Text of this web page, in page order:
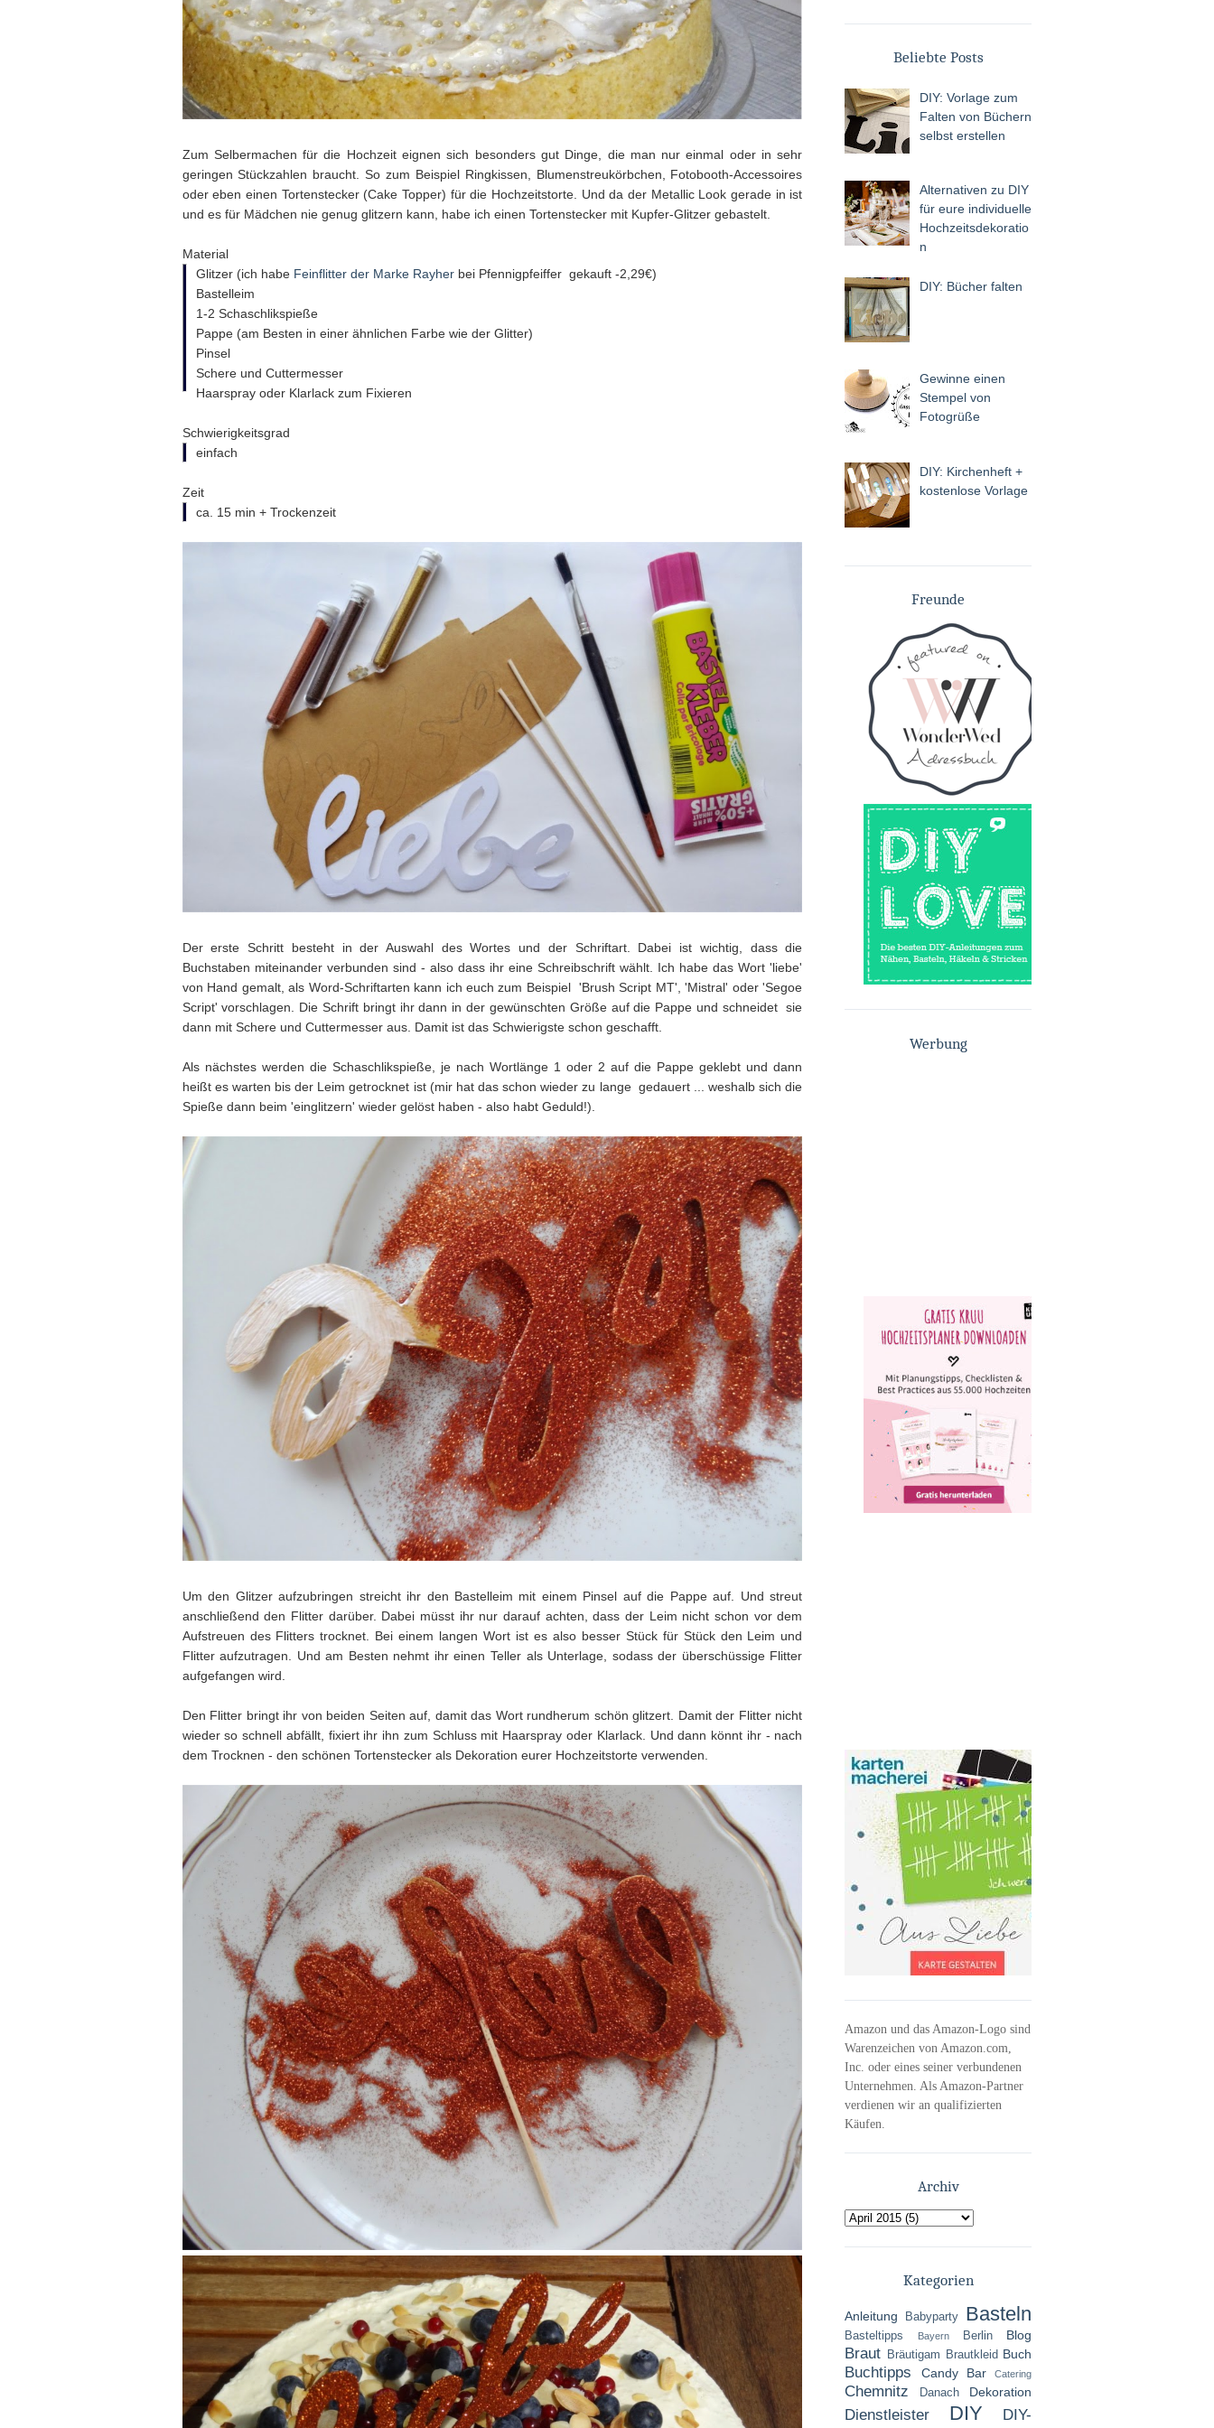
Zum Selbermachen für die Hochzeit eignen sich besonders gut Dinge, die man nur einmal oder in sehr
geringen Stückzahlen braucht. So zum Beispiel Ringkissen, Blumenstreukörbchen, Fotobooth-Accessoires
oder eben einen Tortenstecker (Cake Topper) für die Hochzeitstorte. Und da der Metallic Look gerade in ist
und es für Mädchen nie genug glitzern kann, habe ich einen Tortenstecker mit Kupfer-Glitzer gebastelt.
Material
Glitzer (ich habe Feinflitter der Marke Rayher bei Pfennigpfeiffer gekauft -2,29€)
Bastelleim
1-2 Schaschlikspieße
Pappe (am Besten in einer ähnlichen Farbe wie der Glitter)
Pinsel
Schere und Cuttermesser
Haarspray oder Klarlack zum Fixieren
Schwierigkeitsgrad
einfach
Zeit
ca. 15 min + Trockenzeit
Der erste Schritt besteht in der Auswahl des Wortes und der Schriftart. Dabei ist wichtig, dass die
Buchstaben miteinander verbunden sind - also dass ihr eine Schreibschrift wählt. Ich habe das Wort 'liebe'
von Hand gemalt, als Word-Schriftarten kann ich euch zum Beispiel 'Brush Script MT', 'Mistral' oder 'Segoe
Script' vorschlagen. Die Schrift bringt ihr dann in der gewünschten Größe auf die Pappe und schneidet sie
dann mit Schere und Cuttermesser aus. Damit ist das Schwierigste schon geschafft.
Als nächstes werden die Schaschlikspieße, je nach Wortlänge 1 oder 2 auf die Pappe geklebt und dann
heißt es warten bis der Leim getrocknet ist (mir hat das schon wieder zu lange gedauert ... weshalb sich die
Spieße dann beim 'einglitzern' wieder gelöst haben - also habt Geduld!).
Um den Glitzer aufzubringen streicht ihr den Bastelleim mit einem Pinsel auf die Pappe auf. Und streut
anschließend den Flitter darüber. Dabei müsst ihr nur darauf achten, dass der Leim nicht schon vor dem
Aufstreuen des Flitters trocknet. Bei einem langen Wort ist es also besser Stück für Stück den Leim und
Flitter aufzutragen. Und am Besten nehmt ihr einen Teller als Unterlage, sodass der überschüssige Flitter
aufgefangen wird.
Den Flitter bringt ihr von beiden Seiten auf, damit das Wort rundherum schön glitzert. Damit der Flitter nicht
wieder so schnell abfällt, fixiert ihr ihn zum Schluss mit Haarspray oder Klarlack. Und dann könnt ihr - nach
dem Trocknen - den schönen Tortenstecker als Dekoration eurer Hochzeitstorte verwenden.
Beliebte Posts
DIY: Vorlage zum
Falten von Büchern
selbst erstellen
Alternativen zu DIY
für eure individuelle
Hochzeitsdekoratio
n
DIY: Bücher falten
Gewinne einen
Stempel von
Fotogrüße
DIY: Kirchenheft +
kostenlose Vorlage
Freunde
Werbung
Amazon und das Amazon-Logo sind
Warenzeichen von Amazon.com,
Inc. oder eines seiner verbundenen
Unternehmen. Als Amazon-Partner
verdienen wir an qualifizierten
Käufen.
Archiv
Kategorien
Anleitung Babyparty Basteln
Basteltipps Bayern Berlin Blog
Braut Bräutigam Brautkleid Buch
Buchtipps Candy Bar Catering
Chemnitz Danach Dekoration
Dienstleister DIY
DIY-